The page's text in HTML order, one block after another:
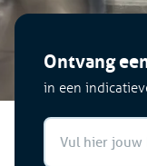
Ontvang
in een